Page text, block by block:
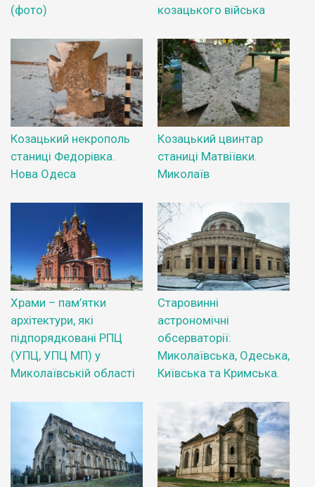
(фото)
козацького війська
Козацький некрополь
станиці Федорівка.
Нова Одеса
Козацький цвинтар
станиці Матвіївки.
Миколаїв
Храми – пам’ятки
архітектури, які
підпорядковані РПЦ
(УПЦ, УПЦ МП) у
Миколаївській області
Старовинні
астрономічні
обсерваторії:
Миколаївська, Одеська,
Київська та Кримська.